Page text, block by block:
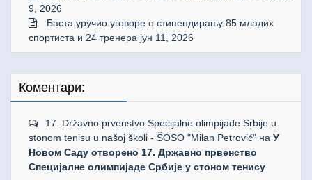
9, 2026
Баста уручио уговоре о стипендирању 85 младих
спортиста и 24 тренера јун 11, 2026
Коментари:
17. Državno prvenstvo Specijalne olimpijade Srbije u
stonom tenisu u našoj školi - ŠOSO "Milan Petrović" на У
Новом Саду отворено 17. Државно првенство
Специјалне олимпијаде Србије у стоном тенису